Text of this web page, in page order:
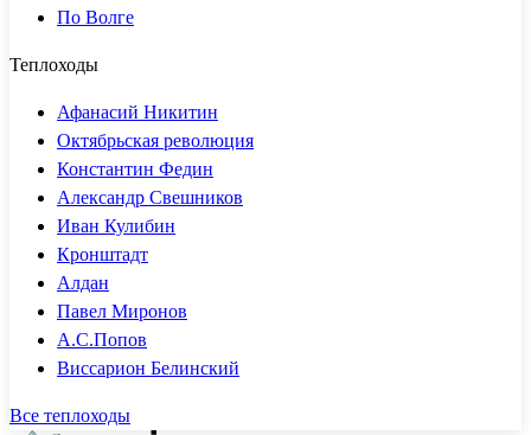
По Волге
Теплоходы
Афанасий Никитин
Октябрьская революция
Константин Федин
Александр Свешников
Иван Кулибин
Кронштадт
Алдан
Павел Миронов
А.С.Попов
Виссарион Белинский
Все теплоходы